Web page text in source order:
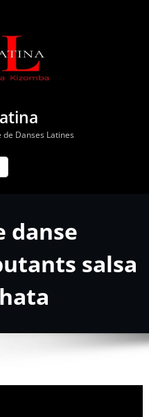
Danses Latines
danse
salsa